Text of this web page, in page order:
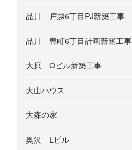
品川 戸越6丁目PJ新築工事
品川 豊町6丁目計画新築工事
大原 Oビル新築工事
大山ハウス
大森の家
奥沢 Lビル